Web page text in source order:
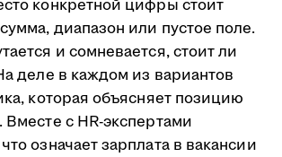
конкретной цифры стоит
диапазон или пустое поле.
и сомневается, стоит ли
деле в каждом из вариантов
которая объясняет позицию
Вместе с HR-экспертами
означает зарплата в вакансии